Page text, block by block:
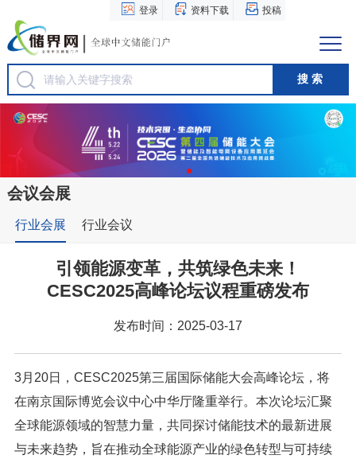
登录 资料下载 投稿
会议会展
行业会展 行业会议
引领能源变革，共筑绿色未来！
CESC2025高峰论坛议程重磅发布
发布时间：2025-03-17
3月20日，CESC2025第三届国际储能大会高峰论坛，将
在南京国际博览会议中心中华厅隆重举行。本次论坛汇聚
全球能源领域的智慧力量，共同探讨储能技术的最新进展
与未来趋势，旨在推动全球能源产业的绿色转型与可持续